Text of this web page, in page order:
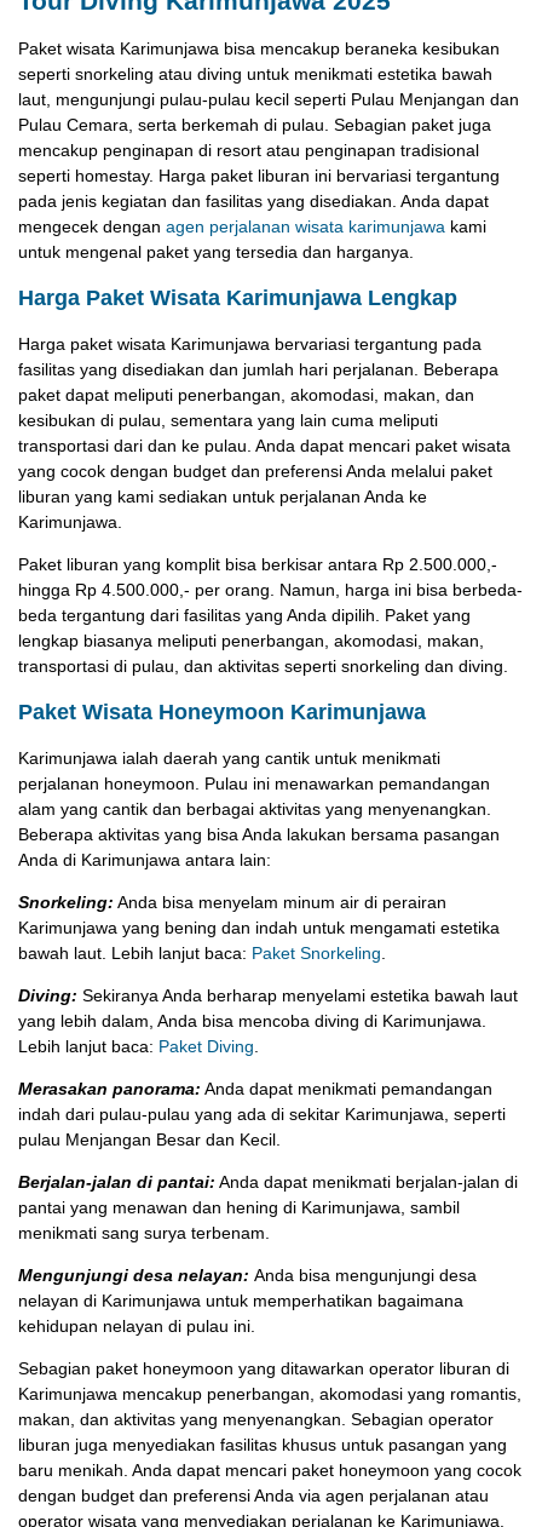
Paket wisata Karimunjawa bisa mencakup beraneka kesibukan
seperti snorkeling atau diving untuk menikmati estetika bawah
laut, mengunjungi pulau-pulau kecil seperti Pulau Menjangan dan
Pulau Cemara, serta berkemah di pulau. Sebagian paket juga
mencakup penginapan di resort atau penginapan tradisional
seperti homestay. Harga paket liburan ini bervariasi tergantung
pada jenis kegiatan dan fasilitas yang disediakan. Anda dapat
mengecek dengan agen perjalanan wisata karimunjawa kami
untuk mengenal paket yang tersedia dan harganya.
Harga Paket Wisata Karimunjawa Lengkap
Harga paket wisata Karimunjawa bervariasi tergantung pada
fasilitas yang disediakan dan jumlah hari perjalanan. Beberapa
paket dapat meliputi penerbangan, akomodasi, makan, dan
kesibukan di pulau, sementara yang lain cuma meliputi
transportasi dari dan ke pulau. Anda dapat mencari paket wisata
yang cocok dengan budget dan preferensi Anda melalui paket
liburan yang kami sediakan untuk perjalanan Anda ke
Karimunjawa.
Paket liburan yang komplit bisa berkisar antara Rp 2.500.000,-
hingga Rp 4.500.000,- per orang. Namun, harga ini bisa berbeda-
beda tergantung dari fasilitas yang Anda dipilih. Paket yang
lengkap biasanya meliputi penerbangan, akomodasi, makan,
transportasi di pulau, dan aktivitas seperti snorkeling dan diving.
Paket Wisata Honeymoon Karimunjawa
Karimunjawa ialah daerah yang cantik untuk menikmati
perjalanan honeymoon. Pulau ini menawarkan pemandangan
alam yang cantik dan berbagai aktivitas yang menyenangkan.
Beberapa aktivitas yang bisa Anda lakukan bersama pasangan
Anda di Karimunjawa antara lain:
Snorkeling: Anda bisa menyelam minum air di perairan
Karimunjawa yang bening dan indah untuk mengamati estetika
bawah laut. Lebih lanjut baca: Paket Snorkeling.
Diving: Sekiranya Anda berharap menyelami estetika bawah laut
yang lebih dalam, Anda bisa mencoba diving di Karimunjawa.
Lebih lanjut baca: Paket Diving.
Merasakan panorama: Anda dapat menikmati pemandangan
indah dari pulau-pulau yang ada di sekitar Karimunjawa, seperti
pulau Menjangan Besar dan Kecil.
Berjalan-jalan di pantai: Anda dapat menikmati berjalan-jalan di
pantai yang menawan dan hening di Karimunjawa, sambil
menikmati sang surya terbenam.
Mengunjungi desa nelayan: Anda bisa mengunjungi desa
nelayan di Karimunjawa untuk memperhatikan bagaimana
kehidupan nelayan di pulau ini.
Sebagian paket honeymoon yang ditawarkan operator liburan di
Karimunjawa mencakup penerbangan, akomodasi yang romantis,
makan, dan aktivitas yang menyenangkan. Sebagian operator
liburan juga menyediakan fasilitas khusus untuk pasangan yang
baru menikah. Anda dapat mencari paket honeymoon yang cocok
dengan budget dan preferensi Anda via agen perjalanan atau
operator wisata yang menyediakan perjalanan ke Karimunjawa.